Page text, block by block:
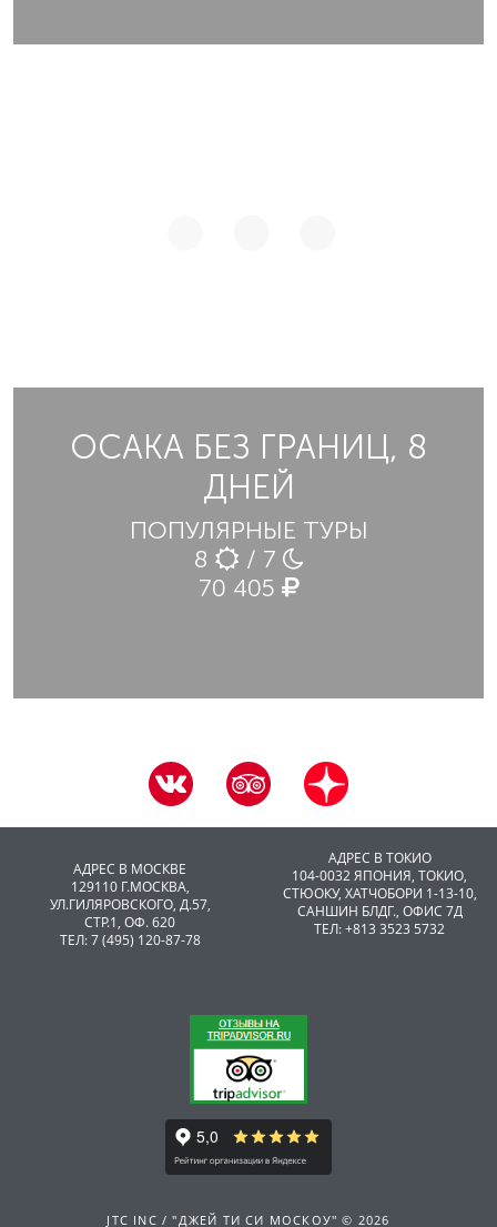
ОСАКА БЕЗ ГРАНИЦ, 8
ДНЕЙ
ПОПУЛЯРНЫЕ ТУРЫ
8
/ 7
70 405
АДРЕС В МОСКВЕ
129110 Г.МОСКВА,
УЛ.ГИЛЯРОВСКОГО, Д.57,
СТР.1, ОФ. 620
ТЕЛ: 7 (495) 120-87-78
АДРЕС В ТОКИО
104-0032 ЯПОНИЯ, ТОКИО,
CТЮОКУ, ХАТЧОБОРИ 1-13-10,
САНШИН БЛДГ., ОФИС 7Д
ТЕЛ: +813 3523 5732
JTC INC / "ДЖЕЙ ТИ СИ МОСКОУ" © 2026